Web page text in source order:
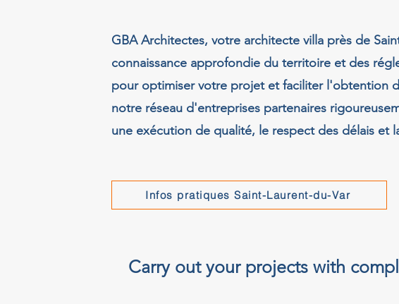
GBA Architectes, votre architecte villa près de
connaissance approfondie du territoire et des
pour optimiser votre projet et faciliter l'obtention
notre réseau d'entreprises partenaires
une exécution de qualité, le respect des délais et
Infos pratiques Saint-Laurent-du-Var
Carry out your projects with